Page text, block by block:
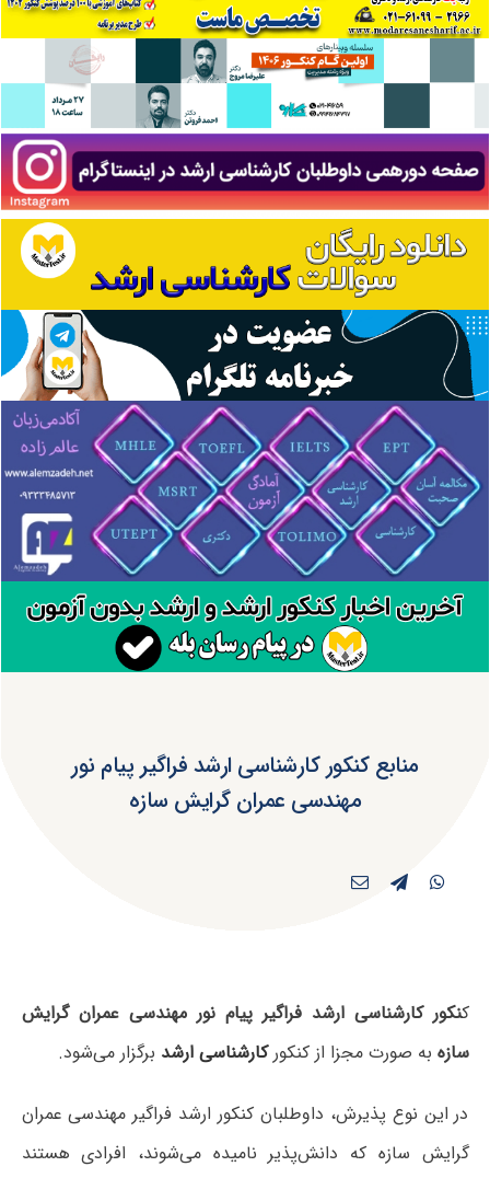
منابع کنکور کارشناسی ارشد فراگیر پیام نور
مهندسی عمران گرایش سازه
کنکور کارشناسی ارشد فراگیر پیام نور مهندسی عمران گرایش
سازه به صورت مجزا از کنکورکارشناسی ارشد برگزار می‌شود.
در این نوع پذیرش، داوطلبان کنکور ارشد فراگیر مهندسی عمران
گرایش سازه که دانش‌پذیر نامیده می‌شوند، افرادی هستند